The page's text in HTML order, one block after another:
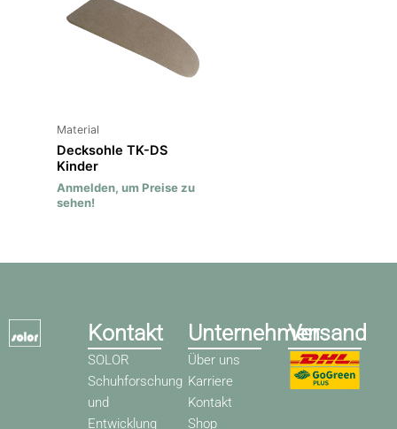
Material
Decksohle TK-DS
Kinder
Anmelden, um Preise zu
sehen!
Kontakt
SOLOR
Schuhforschung
und
Entwicklung
Unternehmen
Über uns
Karriere
Kontakt
Shop
Versand